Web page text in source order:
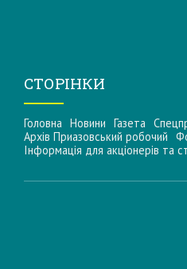
СТОРІНКИ
Головна Новини Газета
Архів Приазовський робочий
Інформацiя для акцiонерiв та